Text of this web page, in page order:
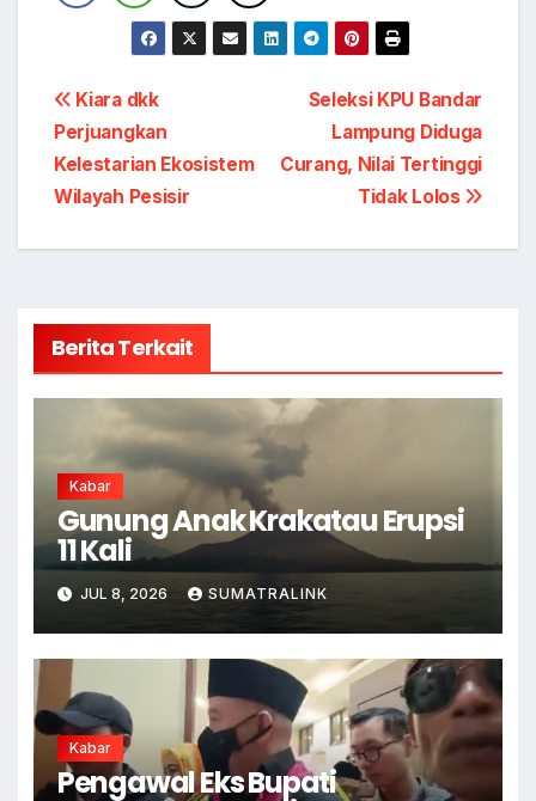
Navigasi
pos
Seleksi KPU Bandar
Lampung Diduga
Curang, Nilai Tertinggi
Tidak Lolos
Kiara dkk
Perjuangkan
Kelestarian Ekosistem
Wilayah Pesisir
Berita Terkait
Kabar
Gunung Anak Krakatau Erupsi
11 Kali
JUL 8, 2026 SUMATRALINK
Kabar
Pengawal Eks Bupati